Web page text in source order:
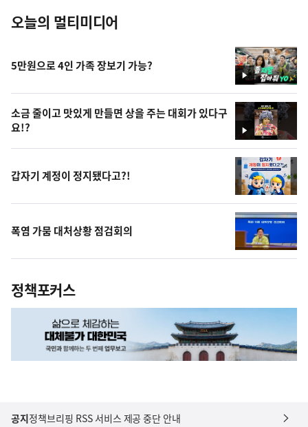
오늘의 멀티미디어
영
상
5만원으로 4인 가족 장보기 가능?
영
상
소금 줄이고 맛있게 만들면 상을 주는 대회가 있다구
요!?
갑자기 계정이 정지됐다고?!
폭염 가뭄 대처상황 점검회의
정책포커스
공지정책브리핑 RSS 서비스 제공 중단 안내